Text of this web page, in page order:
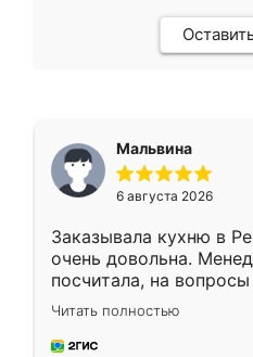
Мальвина
6 августа 2026
Заказывала кухню в
очень довольна.
посчитала, на вопросы
Замерщик приехал в
делу со всей
за день, ребята
Читать полностью